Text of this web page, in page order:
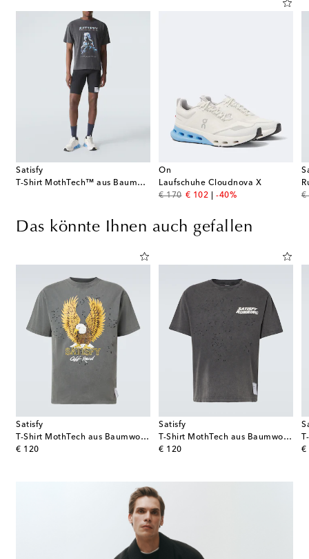
Satisfy
T-Shirt MothTech™ aus Baumwoll-Jersey
On
Laufschuhe Cloudnova X
€ 170
original price
€ 102
discount price
-40%
€
Das könnte Ihnen auch gefallen
Satisfy
T-Shirt MothTech aus Baumwoll-Jersey
€ 120
original price
Satisfy
T-Shirt MothTech aus Baumwoll-Jersey
€ 120
original price €